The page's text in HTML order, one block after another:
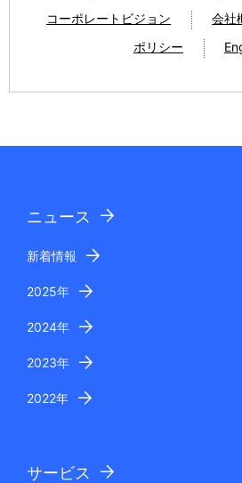
コーポレートビジョン
会社
ポリシー
ニュース
新着情報
2025年
2024年
2023年
2022年
サービス